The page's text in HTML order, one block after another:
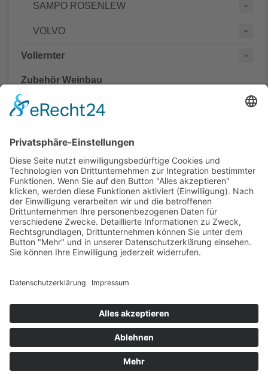
SAMPO ROSENLEW
VOLVO
Vollernter
Zubehör Weinbau
Teilenummern
Hinweis:
Es handelt sich um Teile in Erstausrüsterqualität nicht aber
um Originalteile. Die originalen Teilenummern OEM und
Markennamen dienen lediglich der leichteren Zuordnung der
Mähdrescher Ersatzteile.
Information
Rechtliches